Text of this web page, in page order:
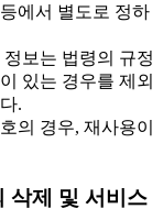
에서 별도로 정하
보는 법령의 규정
있는 경우를 제외
.
의 경우, 재사용이
삭제 및 서비스